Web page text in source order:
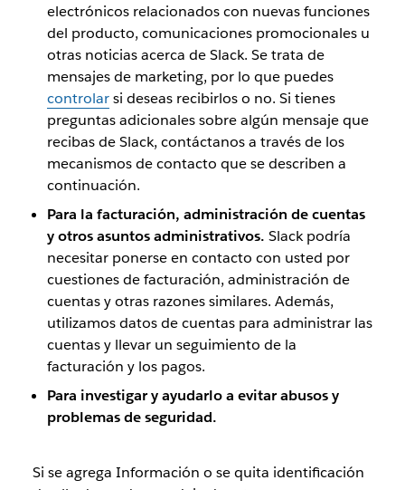
electrónicos relacionados con nuevas funciones
del producto, comunicaciones promocionales u
otras noticias acerca de Slack. Se trata de
mensajes de marketing, por lo que puedes
controlarsi deseas recibirlos o no. Si tienes
preguntas adicionales sobre algún mensaje que
recibas de Slack, contáctanos a través de los
mecanismos de contacto que se describen a
continuación.
Para la facturación, administración de cuentas
y otros asuntos administrativos. Slack podría
necesitar ponerse en contacto con usted por
cuestiones de facturación, administración de
cuentas y otras razones similares. Además,
utilizamos datos de cuentas para administrar las
cuentas y llevar un seguimiento de la
facturación y los pagos.
Para investigar y ayudarlo a evitar abusos y
problemas de seguridad.
Si se agrega Información o se quita identificación